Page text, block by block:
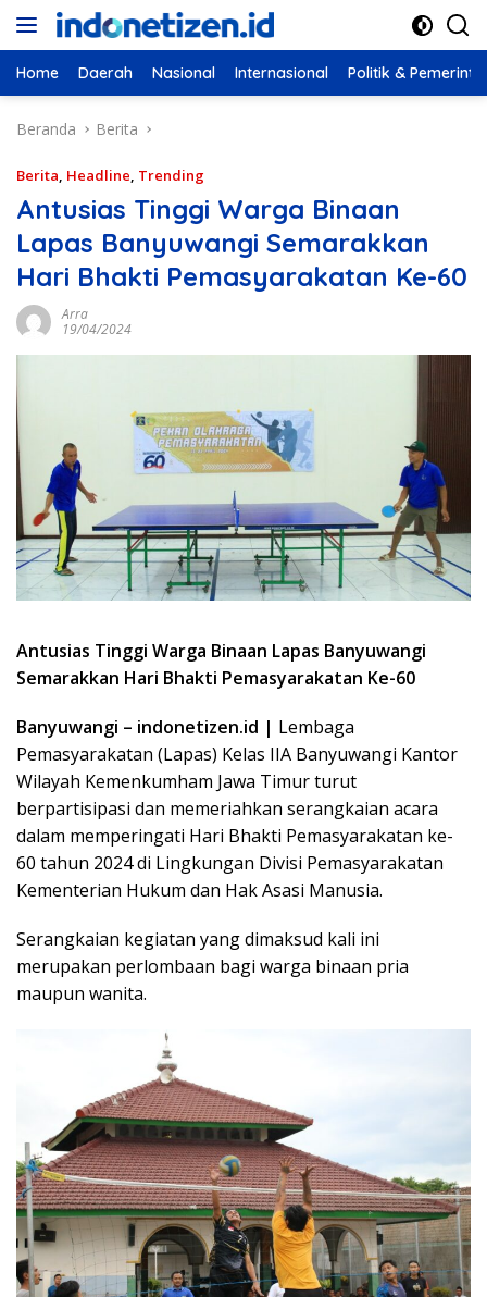
Langsung
Home Daerah Nasional Internasional Politik &
Beranda Berita
Berita, Headline, Trending
Antusias Tinggi Warga Binaan
Lapas Banyuwangi Semarakkan
Hari Bhakti Pemasyarakatan Ke-60
Arra
19/04/2024
Antusias Tinggi Warga Binaan Lapas Banyuwangi
Semarakkan Hari Bhakti Pemasyarakatan Ke-60
Banyuwangi – indonetizen.id | Lembaga
Pemasyarakatan (Lapas) Kelas IIA Banyuwangi Kantor
Wilayah Kemenkumham Jawa Timur turut
berpartisipasi dan memeriahkan serangkaian acara
dalam memperingati Hari Bhakti Pemasyarakatan ke-
60 tahun 2024 di Lingkungan Divisi Pemasyarakatan
Kementerian Hukum dan Hak Asasi Manusia.
Serangkaian kegiatan yang dimaksud kali ini
merupakan perlombaan bagi warga binaan pria
maupun wanita.